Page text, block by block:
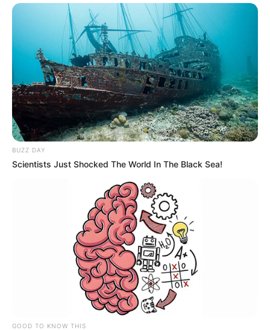
Ocaña se sumó al
Simulacro Nacional de
Emergencias
CRUZ ROJA
Norte de Santander se une
al Simulacro Nacional
SIMULACRO
Así será el Simulacro
Distrital en Bogotá:
horario, medidas y
recomendaciones
BUZZ DAY
Scientists Just Shocked The World In The Black Sea!
GOOD TO KNOW THIS